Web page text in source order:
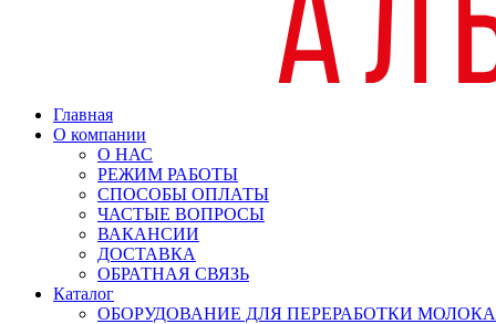
Главная
О компании
О НАС
РЕЖИМ РАБОТЫ
СПОСОБЫ ОПЛАТЫ
ЧАСТЫЕ ВОПРОСЫ
ВАКАНСИИ
ДОСТАВКА
ОБРАТНАЯ СВЯЗЬ
Каталог
ОБОРУДОВАНИЕ ДЛЯ ПЕРЕРАБОТКИ МОЛОКА